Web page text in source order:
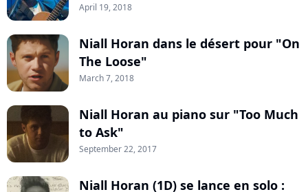
April 19, 2018
Niall Horan dans le désert pour "On
The Loose"
March 7, 2018
Niall Horan au piano sur "Too Much
to Ask"
September 22, 2017
Niall Horan (1D) se lance en solo :